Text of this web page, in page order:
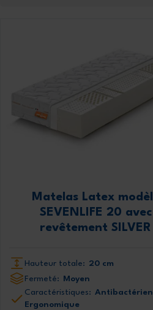
Matelas Latex
SEVENLIFE 20 avec
revêtement SILVER
Hauteur totale: 20 cm
Fermeté: Moyen
Caractéristiques:
Ergonomique